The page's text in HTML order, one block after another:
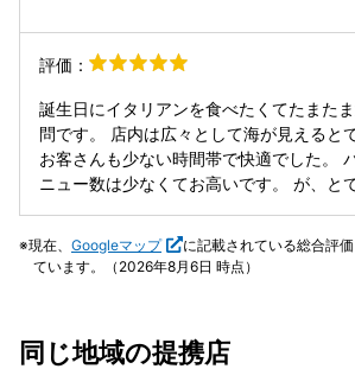
評価：
誕生日にイタリアンを食べたくてたまた
問です。 店内は広々として海が見えると
お客さんも少ない時間帯で快適でした。
ニュー数は少なくてお高いです。 が、と
プルなのに食べれば食べるほど美味い タ
島のタコを使用しておりとても柔らかい
で食べれて良かったです。 ご馳走様でした
現在、 Googleマップ
に記載されている総合評
ています。（2026年8月6日 時点）
同じ地域の提携店